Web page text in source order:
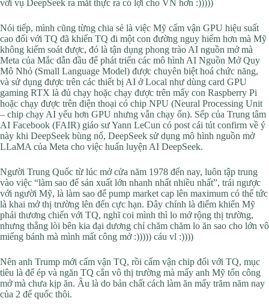
với vụ DeepSeek ra mắt thực ra có lợi cho VN hơn :)))))
Nói tiếp, mình cũng từng chia sẻ là việc Mỹ cấm vận GPU hiệu suất
cao đối với TQ đã khiến TQ đi một con đường nguy hiểm hơn mà Mỹ
không kiểm soát được, đó là tận dụng phong trào AI nguồn mở mà
Meta của Mắc dẫn đầu để phát triển các mô hình AI Nguồn Mở Quy
Mô Nhỏ (Small Language Model) được chuyên biệt hoá chức năng,
và sử dụng được trên các thiết bị AI ở Local như dùng card GPU
gaming RTX là đủ chạy hoặc chạy được trên mấy con Raspberry Pi
hoặc chạy được trên điện thoại có chip NPU (Neural Processing Unit
– chip chạy AI yếu hơn GPU nhưng vẫn chạy ổn). Sếp của Trung tâm
AI Facebook (FAIR) giáo sư Yann LeCun có post cái tút confirm về ý
này khi DeepSeek bùng nổ, DeepSeek sử dụng mô hình nguồn mở
LLaMA của Meta cho việc huấn luyện AI DeepSeek.
Người Trung Quốc từ lúc mở cửa năm 1978 đến nay, luôn tập trung
vào việc “làm sao để sản xuất lớn nhanh nhất nhiều nhất”, trái ngược
với người Mỹ, là làm sao để pump market cap lên maximum có thể tức
là khai mở thị trường lên đến cực hạn. Đây chính là điểm khiến Mỹ
phải thương chiến với TQ, nghĩ coi mình thì lo mở rộng thị trường,
nhưng thằng lòi bên kia đại dương chỉ chăm chăm lo ăn sao cho lớn vô
miếng bánh mà mình mất công mở :))))) cáu vl :))))
Nên anh Trump mới cấm vận TQ, rồi cấm vận chip đối với TQ, mục
tiêu là để ép và ngăn TQ cắn vô thị trường mà mấy anh Mỹ tốn công
mở mà chưa kịp ăn. Âu là do bản chất cách làm ăn mấy trăm năm nay
của 2 đế quốc thôi.